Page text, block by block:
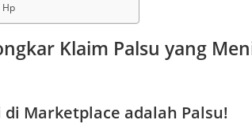
Hp
Klaim Palsu yang
di Marketplace adalah Palsu!